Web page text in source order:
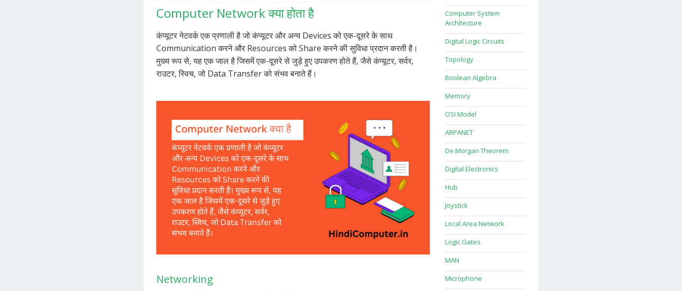
Computer Network क्या होता है
कंप्यूटर नेटवर्क एक प्रणाली है जो कंप्यूटर और अन्य Devices को एक-दूसरे के साथ
Communication करने और Resources को Share करने की सुविधा प्रदान करती है।
मुख्य रूप से, यह एक जाल है जिसमें एक-दूसरे से जुड़े हुए उपकरण होते हैं, जैसे कंप्यूटर, सर्वर,
राउटर, स्विच, जो Data Transfer को संभव बनाते हैं।
Networking
Computer System
Architecture
Digital Logic Circuits
Topology
Boolean Algebra
Memory
OSI Model
ARPANET
De Morgan Theorem
Digital Electronics
Hub
Joystick
Local Area Network
Logic Gates
MAN
Microphone